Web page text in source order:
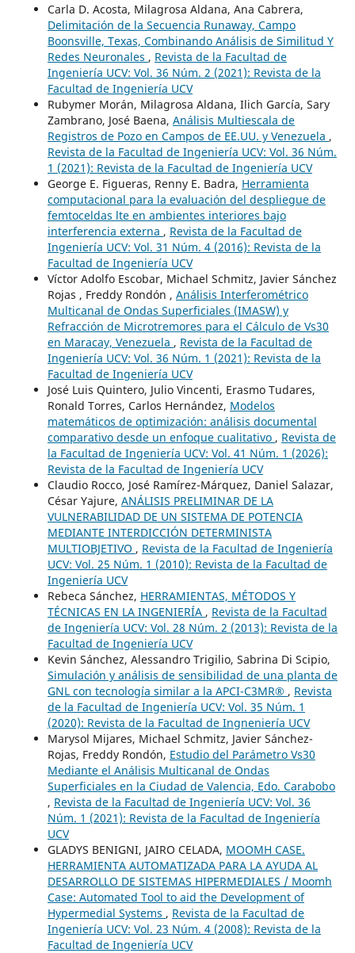
Carla D. Acosta, Milagrosa Aldana, Ana Cabrera,
Delimitación de la Secuencia Runaway, Campo
Boonsville, Texas, Combinando Análisis de Similitud Y
Redes Neuronales , Revista de la Facultad de
Ingeniería UCV: Vol. 36 Núm. 2 (2021): Revista de la
Facultad de Ingeniería UCV
Rubymer Morán, Milagrosa Aldana, Ilich García, Sary
Zambrano, José Baena, Análisis Multiescala de
Registros de Pozo en Campos de EE.UU. y Venezuela ,
Revista de la Facultad de Ingeniería UCV: Vol. 36 Núm.
1 (2021): Revista de la Facultad de Ingeniería UCV
George E. Figueras, Renny E. Badra, Herramienta
computacional para la evaluación del despliegue de
femtoceldas lte en ambientes interiores bajo
interferencia externa , Revista de la Facultad de
Ingeniería UCV: Vol. 31 Núm. 4 (2016): Revista de la
Facultad de Ingeniería UCV
Víctor Adolfo Escobar, Michael Schmitz, Javier Sánchez
Rojas , Freddy Rondón , Análisis Interferométrico
Multicanal de Ondas Superficiales (IMASW) y
Refracción de Microtremores para el Cálculo de Vs30
en Maracay, Venezuela , Revista de la Facultad de
Ingeniería UCV: Vol. 36 Núm. 1 (2021): Revista de la
Facultad de Ingeniería UCV
José Luis Quintero, Julio Vincenti, Erasmo Tudares,
Ronald Torres, Carlos Hernández, Modelos
matemáticos de optimización: análisis documental
comparativo desde un enfoque cualitativo , Revista de
la Facultad de Ingeniería UCV: Vol. 41 Núm. 1 (2026):
Revista de la Facultad de Ingeniería UCV
Claudio Rocco, José Ramírez-Márquez, Daniel Salazar,
César Yajure, ANÁLISIS PRELIMINAR DE LA
VULNERABILIDAD DE UN SISTEMA DE POTENCIA
MEDIANTE INTERDICCIÓN DETERMINISTA
MULTIOBJETIVO , Revista de la Facultad de Ingeniería
UCV: Vol. 25 Núm. 1 (2010): Revista de la Facultad de
Ingeniería UCV
Rebeca Sánchez, HERRAMIENTAS, MÉTODOS Y
TÉCNICAS EN LA INGENIERÍA , Revista de la Facultad
de Ingeniería UCV: Vol. 28 Núm. 2 (2013): Revista de la
Facultad de Ingeniería UCV
Kevin Sánchez, Alessandro Trigilio, Sabrina Di Scipio,
Simulación y análisis de sensibilidad de una planta de
GNL con tecnología similar a la APCI-C3MR® , Revista
de la Facultad de Ingeniería UCV: Vol. 35 Núm. 1
(2020): Revista de la Facultad de Ingneniería UCV
Marysol Mijares, Michael Schmitz, Javier Sánchez-
Rojas, Freddy Rondón, Estudio del Parámetro Vs30
Mediante el Análisis Multicanal de Ondas
Superficiales en la Ciudad de Valencia, Edo. Carabobo
, Revista de la Facultad de Ingeniería UCV: Vol. 36
Núm. 1 (2021): Revista de la Facultad de Ingeniería
UCV
GLADYS BENIGNI, JAIRO CELADA, MOOMH CASE.
HERRAMIENTA AUTOMATIZADA PARA LA AYUDA AL
DESARROLLO DE SISTEMAS HIPERMEDIALES / Moomh
Case: Automated Tool to aid the Development of
Hypermedial Systems , Revista de la Facultad de
Ingeniería UCV: Vol. 23 Núm. 4 (2008): Revista de la
Facultad de Ingeniería UCV